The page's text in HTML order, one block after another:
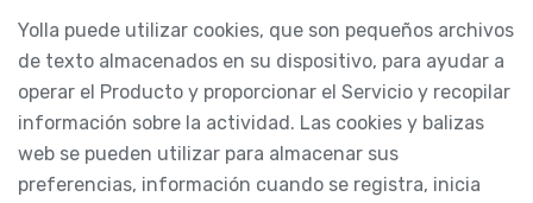
Yolla puede utilizar cookies, que son pequeños archivos
de texto almacenados en su dispositivo, para ayudar a
operar el Producto y proporcionar el Servicio y recopilar
información sobre la actividad. Las cookies y balizas
web se pueden utilizar para almacenar sus
preferencias, información cuando se registra, inicia